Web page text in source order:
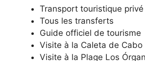
Transport touristique privé
Tous les transferts
Guide officiel de tourisme
Visite à la Caleta de Cabo
Visite à la Plage Los